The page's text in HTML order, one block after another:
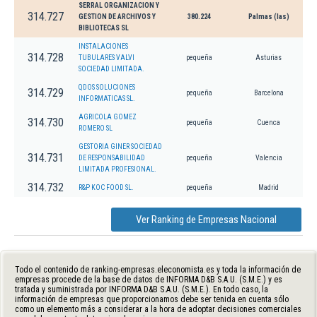
314.727
SERRAL ORGANIZACION Y
GESTION DE ARCHIVOS Y
BIBLIOTECAS SL
380.224 Palmas (las)
314.728
INSTALACIONES
TUBULARES VALVI
SOCIEDAD LIMITADA.
pequeña Asturias
314.729
QDOS SOLUCIONES
INFORMATICAS SL.
pequeña Barcelona
314.730
AGRICOLA GOMEZ
ROMERO SL
pequeña Cuenca
314.731
GESTORIA GINER SOCIEDAD
DE RESPONSABILIDAD
LIMITADA PROFESIONAL.
pequeña Valencia
314.732 R&P KOC FOOD SL. pequeña Madrid
Ver Ranking de Empresas Nacional
Todo el contenido de ranking-empresas.eleconomista.es y toda la información de
empresas procede de la base de datos de INFORMA D&B S.A.U. (S.M.E.) y es
tratada y suministrada por INFORMA D&B S.A.U. (S.M.E.). En todo caso, la
información de empresas que proporcionamos debe ser tenida en cuenta sólo
como un elemento más a considerar a la hora de adoptar decisiones comerciales